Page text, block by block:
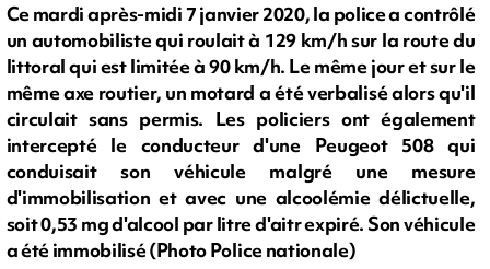
Ce mardi après-midi 7 janvier 2020, la police a contrôlé
un automobiliste qui roulait à 129 km/h sur la route du
littoral qui est limitée à 90 km/h. Le même jour et sur le
même axe routier, un motard a été verbalisé alors qu'il
circulait sans permis. Les policiers ont également
intercepté le conducteur d'une Peugeot 508 qui
conduisait son véhicule malgré une mesure
d'immobilisation et avec une alcoolémie délictuelle,
soit 0,53 mg d'alcool par litre d'aitr expiré. Son véhicule
a été immobilisé (Photo Police nationale)